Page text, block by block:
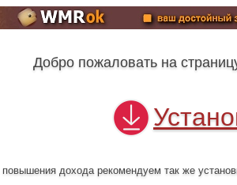
Добро пожаловать на
дохода рекомендуем так же